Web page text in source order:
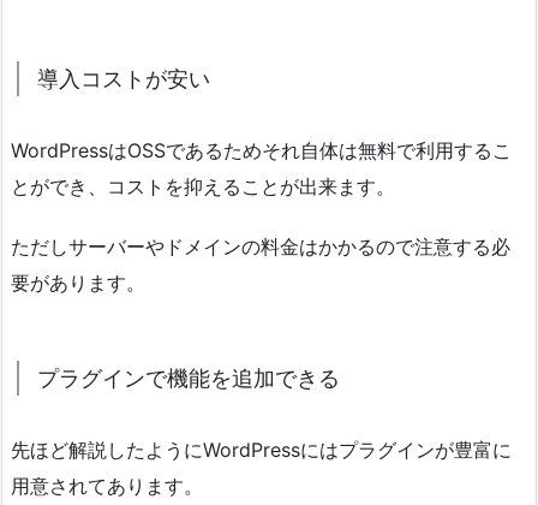
導入コストが安い
WordPressはOSSであるためそれ自体は無料で利用するこ
とができ、コストを抑えることが出来ます。
ただしサーバーやドメインの料金はかかるので注意する必
要があります。
プラグインで機能を追加できる
先ほど解説したようにWordPressにはプラグインが豊富に
用意されてあります。